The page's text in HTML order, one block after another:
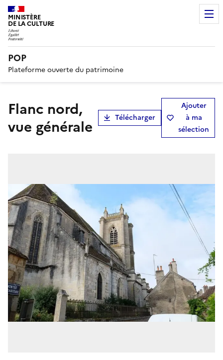
MINISTÈRE
DE LA CULTURE
POP
Plateforme ouverte du patrimoine
flanc nord,
vue générale
Télécharger
Ajouter
à ma
sélection